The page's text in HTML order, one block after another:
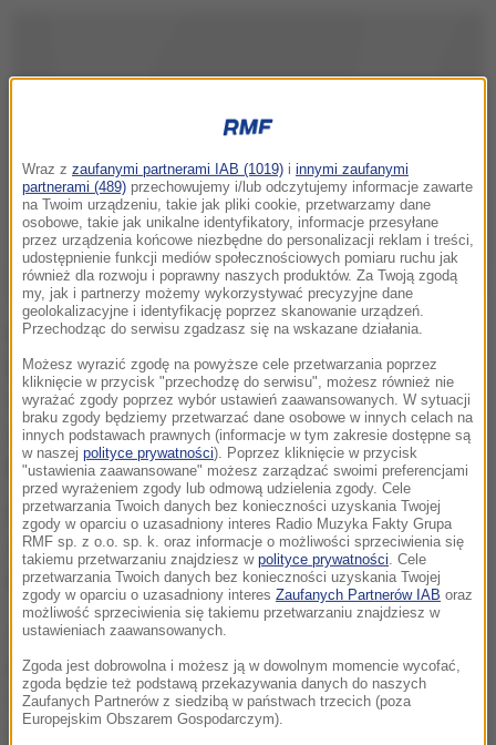
Niespełna rok temu, po blisko rocznych
konsultacjach, MSWiA wydało rozporządzenie w
sprawie nowego łańcucha z orłem dla kierowników
urzędów stanu cywilnego. Dziś trzeba go zmienić -
pisze "Rzeczpospolita".
Powodem jest "rozwiązanie kwestii niewłaściwego
układania się łańcucha na ramionach osoby
noszącej" - czytamy w artykule.
Źle się nosił, orzeł się przekrzywiał, co nie tylko
przeszkadzało w pracy, ale też ośmieszało powagę
urzędu. Odesłaliśmy nowe łańcuchy do Mennicy
Polskiej, w której je zamówiliśmy
Wraz z zaufanymi partnerami IAB (1019) i innymi zaufanymi
partnerami (489) przechowujemy i/lub odczytujemy informacje zawarte
na Twoim urządzeniu, takie jak pliki cookie, przetwarzamy dane
osobowe, takie jak unikalne identyfikatory, informacje przesyłane
przez urządzenia końcowe niezbędne do personalizacji reklam i treści,
udostępnienie funkcji mediów społecznościowych pomiaru ruchu jak
również dla rozwoju i poprawny naszych produktów. Za Twoją zgodą
my, jak i partnerzy możemy wykorzystywać precyzyjne dane
geolokalizacyjne i identyfikację poprzez skanowanie urządzeń.
Przechodząc do serwisu zgadzasz się na wskazane działania.
Możesz wyrazić zgodę na powyższe cele przetwarzania poprzez
kliknięcie w przycisk "przechodzę do serwisu", możesz również nie
wyrażać zgody poprzez wybór ustawień zaawansowanych. W sytuacji
braku zgody będziemy przetwarzać dane osobowe w innych celach na
innych podstawach prawnych (informacje w tym zakresie dostępne są
w naszej polityce prywatności). Poprzez kliknięcie w przycisk
"ustawienia zaawansowane" możesz zarządzać swoimi preferencjami
przed wyrażeniem zgody lub odmową udzielenia zgody. Cele
przetwarzania Twoich danych bez konieczności uzyskania Twojej
zgody w oparciu o uzasadniony interes Radio Muzyka Fakty Grupa
RMF sp. z o.o. sp. k. oraz informacje o możliwości sprzeciwienia się
takiemu przetwarzaniu znajdziesz w polityce prywatności . Cele
przetwarzania Twoich danych bez konieczności uzyskania Twojej
zgody w oparciu o uzasadniony interes Zaufanych Partnerów IAB oraz
możliwość sprzeciwienia się takiemu przetwarzaniu znajdziesz w
ustawieniach zaawansowanych.
Zgoda jest dobrowolna i możesz ją w dowolnym momencie wycofać,
zgoda będzie też podstawą przekazywania danych do naszych
Zaufanych Partnerów z siedzibą w państwach trzecich (poza
Europejskim Obszarem Gospodarczym).